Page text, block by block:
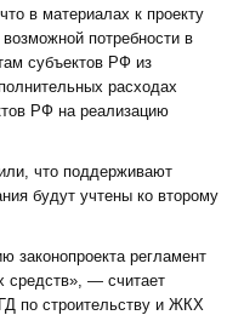
в материалах к проекту
потребности в
субъектов РФ из
расходах
РФ на реализацию
что поддерживают
будут учтены ко второму
законопроекта регламент
средств», — считает
по строительству и ЖКХ